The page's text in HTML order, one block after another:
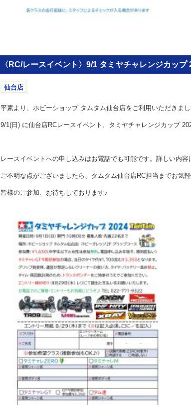
〈RC/レースイベント〉9/1 タミヤチャレンジカッ
仙台店
平素より、ホビーショップ タムタム仙台店をご利用いただきま
9/1(日) に仙台店RCレースイベント、タミヤチャレンジカップ
レースイベントへの申し込みはお電話でも可能です。詳しい内容
ご不明な点がございましたら、タムタム仙台店RC担当までお気
皆様のご参加、お待ちしております♪